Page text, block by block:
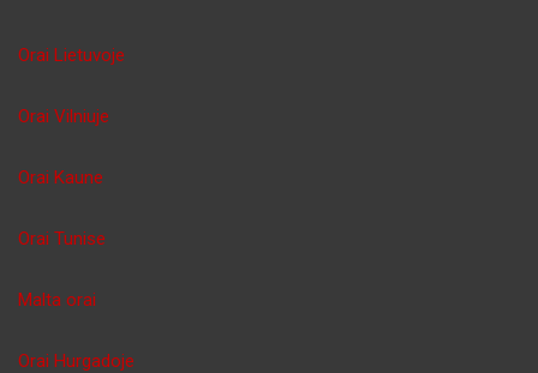
Orai Lietuvoje
Orai Vilniuje
Orai Kaune
Orai Tunise
Malta orai
Orai Hurgadoje